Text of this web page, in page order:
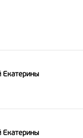
Екатерины
Екатерины